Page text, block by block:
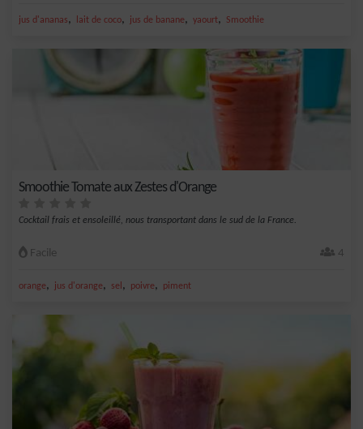
jus d'ananas, lait de coco, jus de banane, yaourt, Smoothie
Smoothie Tomate aux Zestes d'Orange
Cocktail frais et ensoleillé, nous transportant dans le sud de la France.
Facile 4
orange, jus d'orange, sel , poivre, piment